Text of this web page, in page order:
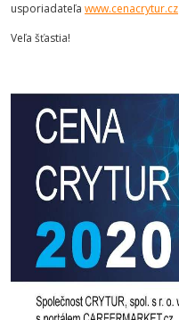
usporiadateľa www.cenacrytur.cz
Veľa šťastia!